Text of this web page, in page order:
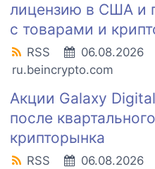
лицензию в США и
с товарами и
RSS 06.08.2026
ru.beincrypto.com
Акции Galaxy
после
крипторынка
RSS 06.08.2026